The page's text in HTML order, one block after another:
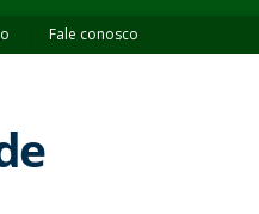
Fale conosco